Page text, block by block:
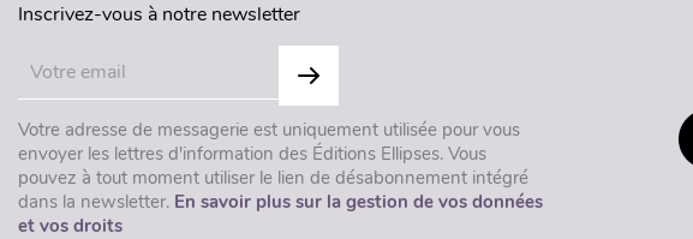
Inscrivez-vous à notre newsletter
Votre adresse de messagerie est uniquement utilisée pour vous
envoyer les lettres d'information des Éditions Ellipses. Vous
pouvez à tout moment utiliser le lien de désabonnement intégré
dans la newsletter. En savoir plus sur la gestion de vos données
et vos droits